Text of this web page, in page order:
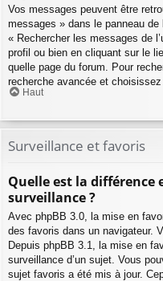
Vos messages peuvent être
messages » dans le panneau
« Rechercher les messages de
profil ou bien en cliquant sur le
quelle page du forum. Pour
recherche avancée et choisissez
Haut
Surveillance et favoris
Quelle est la différence
surveillance ?
Avec phpBB 3.0, la mise en
des favoris dans un navigateur.
Depuis phpBB 3.1, la mise en
surveillance d’un sujet. Vous
sujet favoris a été mis à jour.